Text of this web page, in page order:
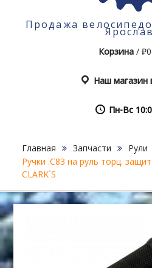
Продажа
Корзина /₽
Наш магазин
Пн-Вс
Главная Запчасти Рули
Ручки .С83 на руль торц.
CLARK`S